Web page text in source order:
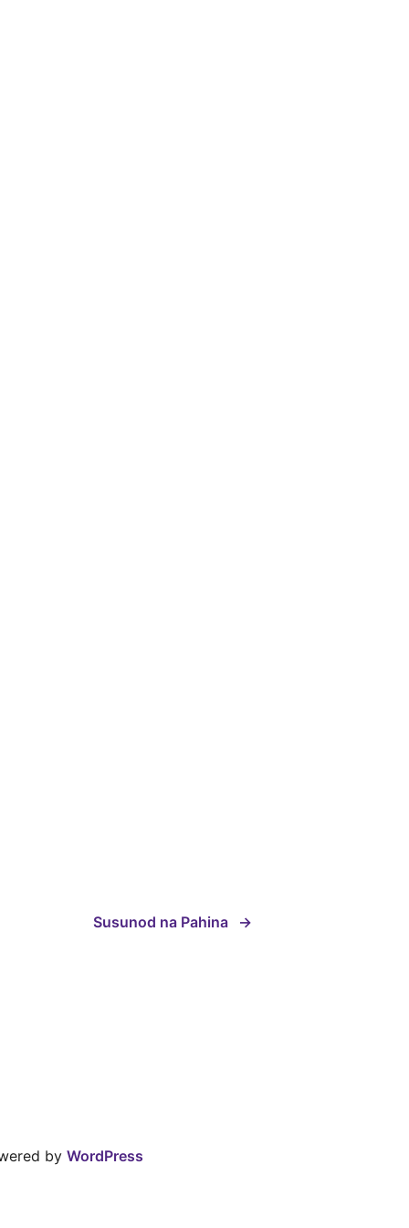
Susunod na Pahina →
by WordPress